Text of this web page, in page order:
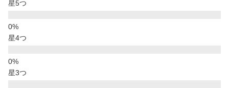
星5つ
星4つ
星3つ